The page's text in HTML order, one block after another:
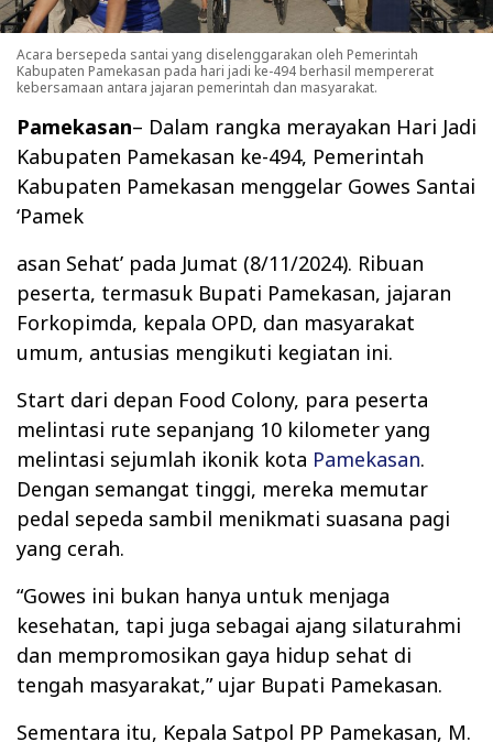
Acara bersepeda santai yang diselenggarakan oleh Pemerintah
Kabupaten Pamekasan pada hari jadi ke-494 berhasil mempererat
kebersamaan antara jajaran pemerintah dan masyarakat.
Pamekasan– Dalam rangka merayakan Hari Jadi
Kabupaten Pamekasan ke-494, Pemerintah
Kabupaten Pamekasan menggelar Gowes Santai
‘Pamek
asan Sehat’ pada Jumat (8/11/2024). Ribuan
peserta, termasuk Bupati Pamekasan, jajaran
Forkopimda, kepala OPD, dan masyarakat
umum, antusias mengikuti kegiatan ini.
Start dari depan Food Colony, para peserta
melintasi rute sepanjang 10 kilometer yang
melintasi sejumlah ikonik kota Pamekasan.
Dengan semangat tinggi, mereka memutar
pedal sepeda sambil menikmati suasana pagi
yang cerah.
“Gowes ini bukan hanya untuk menjaga
kesehatan, tapi juga sebagai ajang silaturahmi
dan mempromosikan gaya hidup sehat di
tengah masyarakat,” ujar Bupati Pamekasan.
Sementara itu, Kepala Satpol PP Pamekasan, M.